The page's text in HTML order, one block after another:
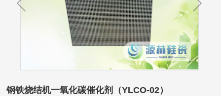
钢铁烧结机一氧化碳催化剂（YLCO-02）